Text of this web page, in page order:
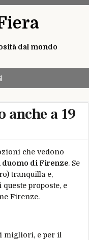
dal mondo
a 19
che vedono
duomo di Firenze. Se
tranquilla e,
proposte, e
Firenze.
migliori, e per il